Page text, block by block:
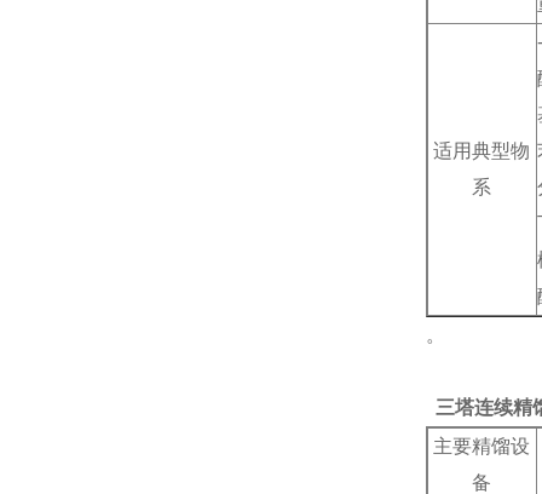
适用典型物
系
-
。
三塔连续精
主要精馏设
备